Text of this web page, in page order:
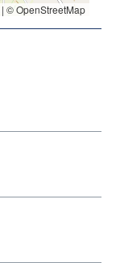
| © OpenStreetMap